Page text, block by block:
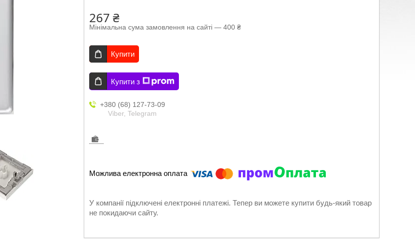
267 ₴
Мінімальна сума замовлення на сайті — 400 ₴
Купити
Купити з
+380 (68) 127-73-09
Viber, Telegram
У компанії підключені електронні платежі. Тепер ви можете купити будь-який товар
не покидаючи сайту.